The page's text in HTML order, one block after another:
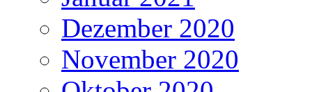
Dezember 2020
November 2020